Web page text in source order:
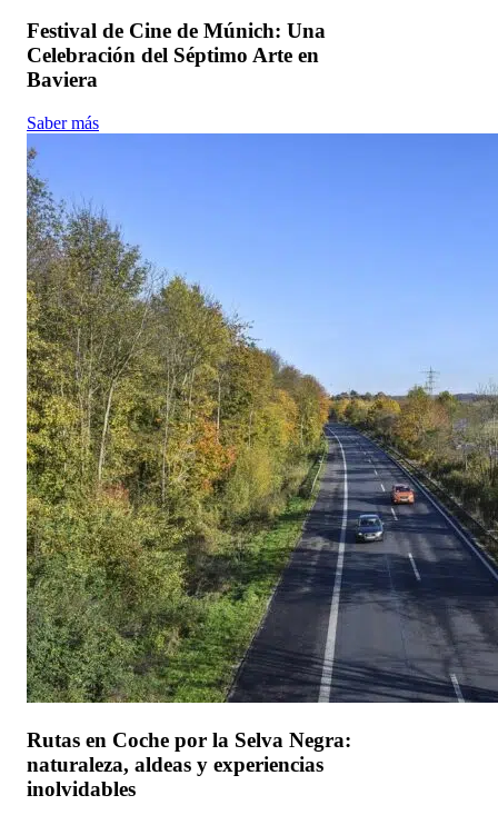
Festival de Cine de Múnich: Una
Celebración del Séptimo Arte en
Baviera
Saber más
Rutas en Coche por la Selva Negra:
naturaleza, aldeas y experiencias
inolvidables